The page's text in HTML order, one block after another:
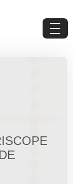
Gratuitos